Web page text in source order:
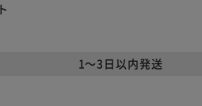
1～3日以内発送